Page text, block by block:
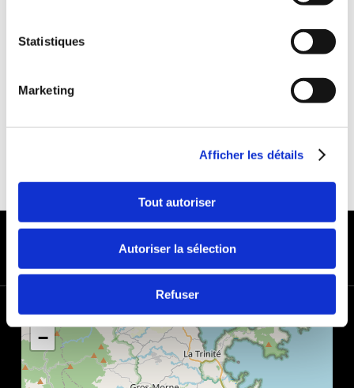
Statistiques
Marketing
Afficher les détails
Tout autoriser
Autoriser la sélection
Refuser
MODES DE PAIEMENT
+
−